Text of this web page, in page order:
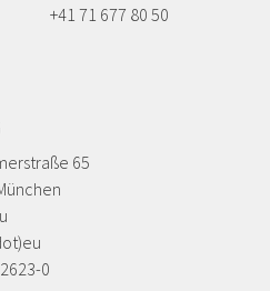
+41 71 677 80 50
65
0